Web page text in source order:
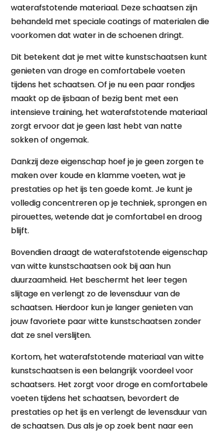
waterafstotende materiaal. Deze schaatsen zijn
behandeld met speciale coatings of materialen die
voorkomen dat water in de schoenen dringt.
Dit betekent dat je met witte kunstschaatsen kunt
genieten van droge en comfortabele voeten
tijdens het schaatsen. Of je nu een paar rondjes
maakt op de ijsbaan of bezig bent met een
intensieve training, het waterafstotende materiaal
zorgt ervoor dat je geen last hebt van natte
sokken of ongemak.
Dankzij deze eigenschap hoef je je geen zorgen te
maken over koude en klamme voeten, wat je
prestaties op het ijs ten goede komt. Je kunt je
volledig concentreren op je techniek, sprongen en
pirouettes, wetende dat je comfortabel en droog
blijft.
Bovendien draagt de waterafstotende eigenschap
van witte kunstschaatsen ook bij aan hun
duurzaamheid. Het beschermt het leer tegen
slijtage en verlengt zo de levensduur van de
schaatsen. Hierdoor kun je langer genieten van
jouw favoriete paar witte kunstschaatsen zonder
dat ze snel verslijten.
Kortom, het waterafstotende materiaal van witte
kunstschaatsen is een belangrijk voordeel voor
schaatsers. Het zorgt voor droge en comfortabele
voeten tijdens het schaatsen, bevordert de
prestaties op het ijs en verlengt de levensduur van
de schaatsen. Dus als je op zoek bent naar een